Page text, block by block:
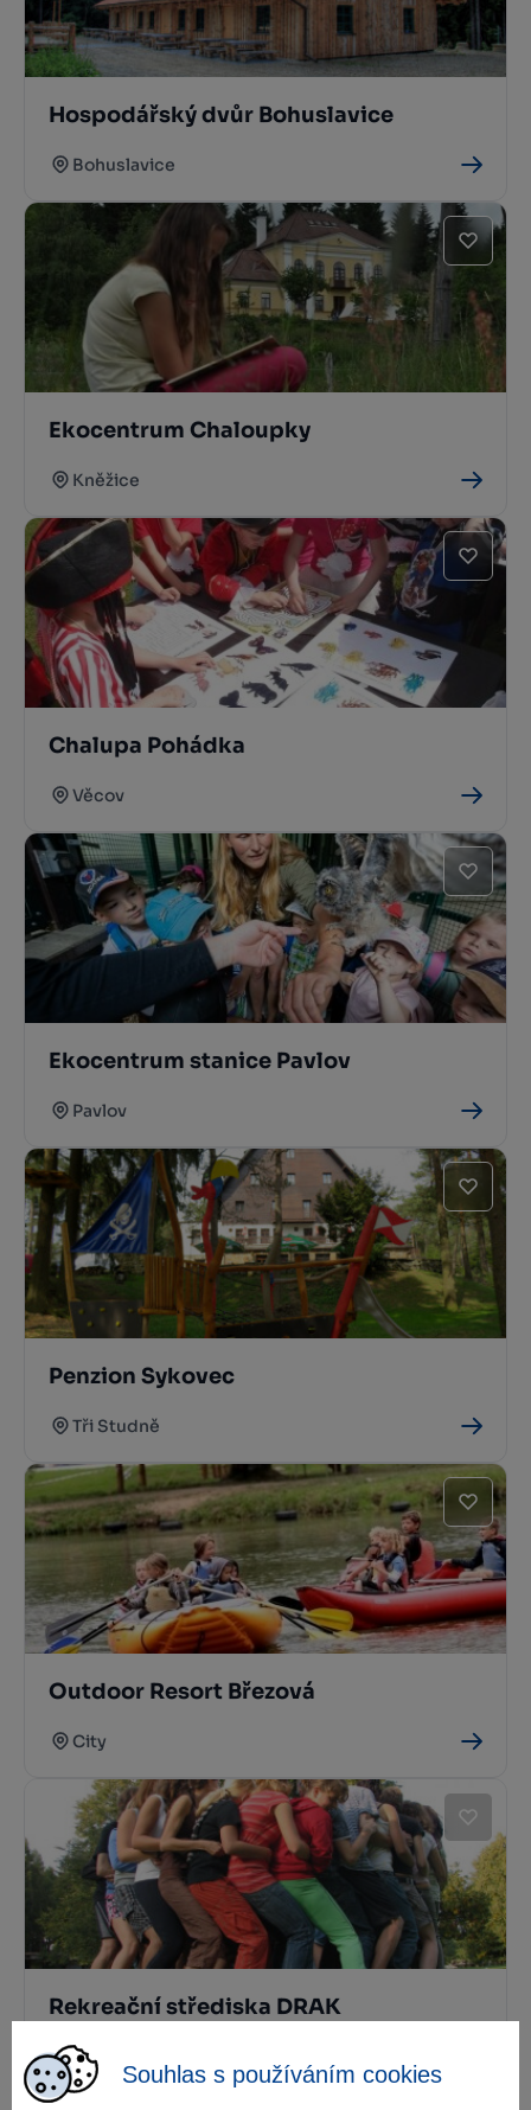
Souhlas s používáním cookies
Hospodářský dvůr Bohuslavice
Bohuslavice
Ekocentrum Chaloupky
Kněžice
Chalupa Pohádka
Věcov
Ekocentrum stanice Pavlov
Pavlov
Penzion Sykovec
Tři Studně
Outdoor Resort Březová
City
Rekreační střediska DRAK
Křižanov